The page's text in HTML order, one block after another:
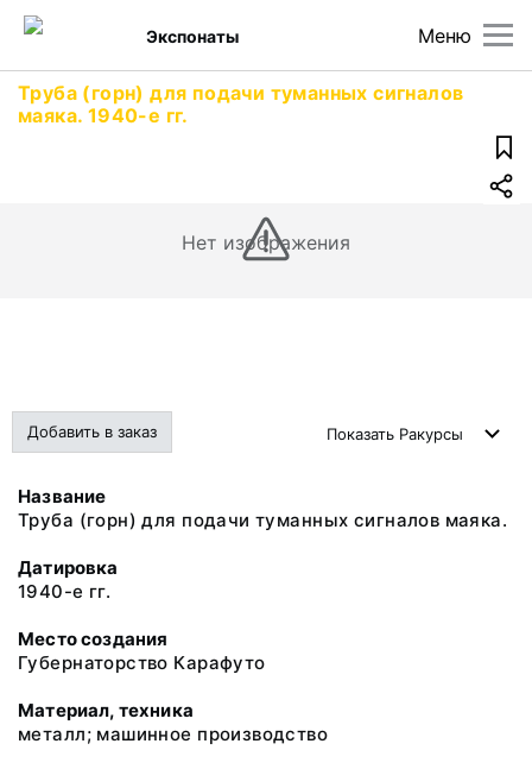
Меню
Экспонаты
Труба (горн) для подачи туманных сигналов
маяка. 1940-е гг.
Нет изображения
Добавить в заказ Показать Ракурсы
Название
Труба (горн) для подачи туманных сигналов маяка.
Датировка
1940-е гг.
Место создания
Губернаторство Карафуто
Материал, техника
металл; машинное производство